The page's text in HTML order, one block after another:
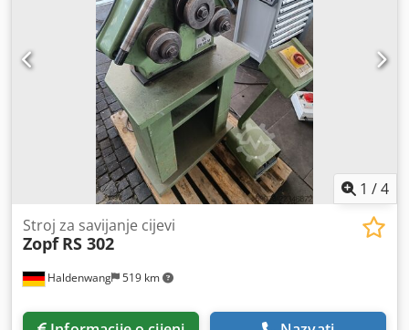
poravnavni valjci Dkedpfx Apsyvvnis Ajr - Nožna pedala -
Vodoravni i okomiti rad - CE znak/Izjava o sukladnosti -
Upute za uporabu na njemačkom jeziku
1 /4
Haldenwang 519 km
Stroj za savijanje cijevi
Zopf RS 302